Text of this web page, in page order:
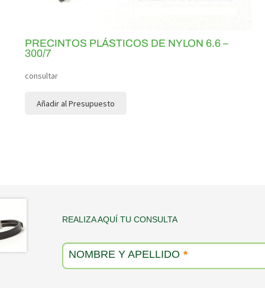
PRECINTOS PLÁSTICOS DE NYLON 6.6 –
300/7
consultar
Añadir al Presupuesto
Contacto
REALIZA AQUÍ TU CONSULTA
NOMBRE Y APELLIDO *